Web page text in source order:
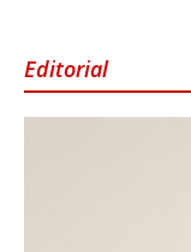
Editorial